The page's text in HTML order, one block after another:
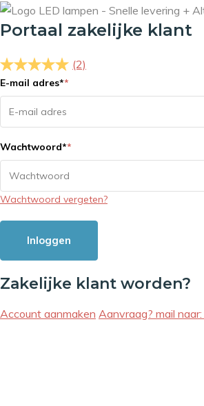
Portaal zakelijke klant
(2)
E-mail adres**
Wachtwoord**
Wachtwoord vergeten?
Inloggen
Zakelijke klant worden?
Account aanmaken Aanvraag? mail naar: